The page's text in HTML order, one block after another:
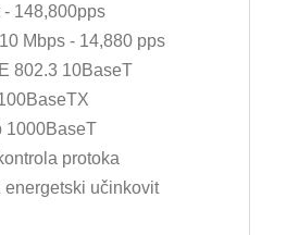
- 148,800pps
Mbps - 14,880 pps
802.3 10BaseT
1000BaseT
protoka
energetski učinkovit